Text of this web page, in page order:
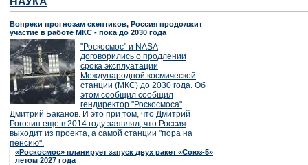
Вопреки прогнозам скептиков, Россия продолжит
участие в работе МКС - пока до 2030 года
"Роскосмос" и NASA
договорились о продлении
срока эксплуатации
Международной космической
станции (МКС) до 2030 года. Об
этом сообщил сообщил
гендиректор "Роскосмоса"
Дмитрий Баканов. И это при том, что Дмитрий
Рогозин еще в 2014 году заявлял, что Россия
выходит из проекта, а самой станции "пора на
пенсию".
«Роскосмос» планирует запуск двух ракет «Союз-5»
летом 2027 года